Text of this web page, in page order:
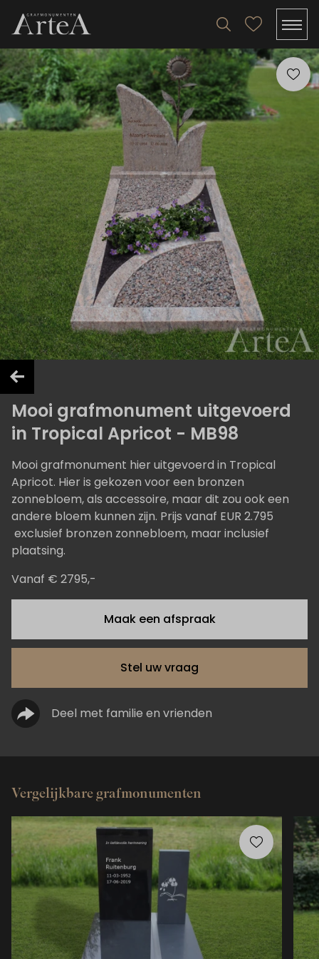
Mooi grafmonument uitgevoerd
in Tropical Apricot - MB98
Mooi grafmonument hier uitgevoerd in Tropical
Apricot. Hier is gekozen voor een bronzen
zonnebloem, als accessoire, maar dit zou ook een
andere bloem kunnen zijn. Prijs vanaf EUR 2.795
exclusief bronzen zonnebloem, maar inclusief
plaatsing.
Vanaf € 2795,-
Maak een afspraak
Stel uw vraag
Deel met familie en vrienden
Vergelijkbare grafmonumenten